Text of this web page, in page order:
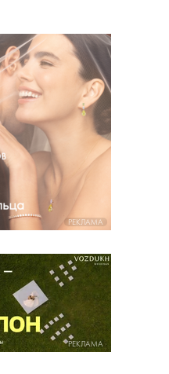
РЕКЛАМА
РЕКЛАМА